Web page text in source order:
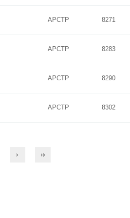
APCTP 8271
APCTP 8283
APCTP 8290
APCTP 8302